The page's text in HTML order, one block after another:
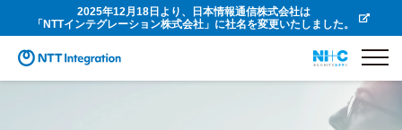
2025年12月18日より、日本情報通信株式会社は
「NTTインテグレーション株式会社」に社名を変更いたしました。